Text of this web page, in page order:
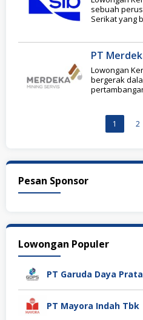
sebuah
Serikat yang
PT
Lowongan
bergerak
1 2
Pesan Sponsor
Lowongan Populer
PT Garuda Daya
PT Mayora Indah Tbk